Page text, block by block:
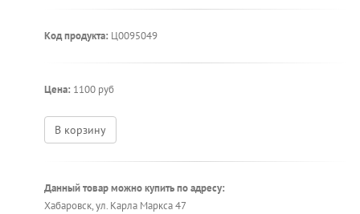
Код продукта: Ц0095049
Цена: 1100 руб
В корзину
Данный товар можно купить по адресу:
Хабаровск, ул. Карла Маркса 47